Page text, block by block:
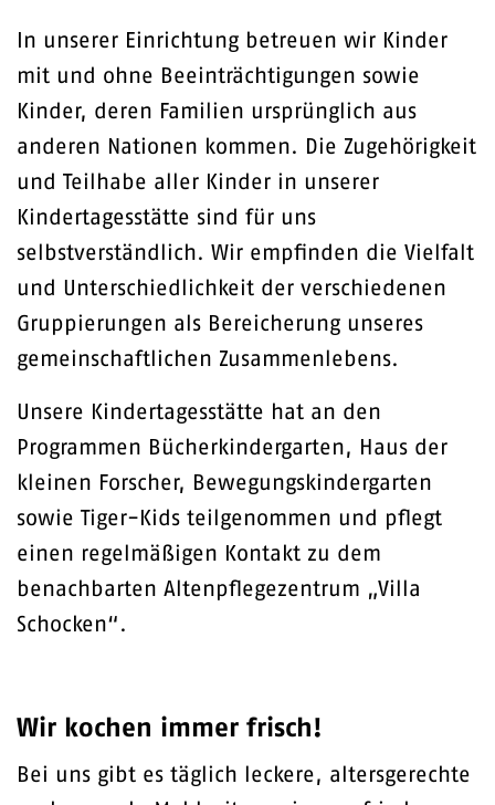
In unserer Einrichtung betreuen wir Kinder
mit und ohne Beeinträchtigungen sowie
Kinder, deren Familien ursprünglich aus
anderen Nationen kommen. Die Zugehörigkeit
und Teilhabe aller Kinder in unserer
Kindertagesstätte sind für uns
selbstverständlich. Wir empfinden die Vielfalt
und Unterschiedlichkeit der verschiedenen
Gruppierungen als Bereicherung unseres
gemeinschaftlichen Zusammenlebens.
Unsere Kindertagesstätte hat an den
Programmen Bücherkindergarten, Haus der
kleinen Forscher, Bewegungskindergarten
sowie Tiger-Kids teilgenommen und pflegt
einen regelmäßigen Kontakt zu dem
benachbarten Altenpflegezentrum „Villa
Schocken“.
Wir kochen immer frisch!
Bei uns gibt es täglich leckere, altersgerechte